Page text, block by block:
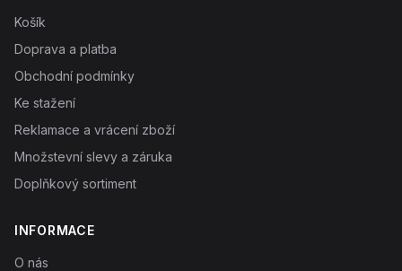
Košík
Doprava a platba
Obchodní podmínky
Ke stažení
Reklamace a vrácení zboží
Množstevní slevy a záruka
Doplňkový sortiment
INFORMACE
O nás